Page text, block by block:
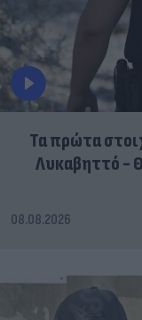
Τα πρώτα
Λυκαβηττό -
08.08.2026